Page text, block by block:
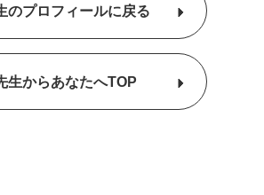
のプロフィールに戻る
生からあなたへTOP